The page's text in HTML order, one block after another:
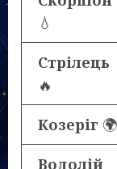
💧
Стрілець
🔥
Козеріг 🌍
Водолій